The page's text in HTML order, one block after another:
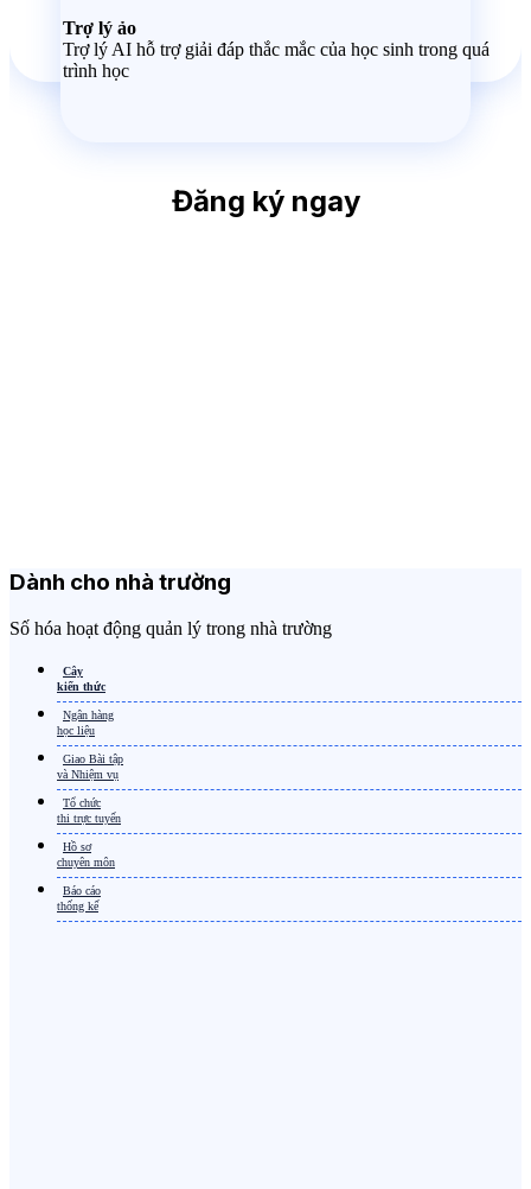
Trợ lý ảo
Trợ lý AI hỗ trợ giải đáp thắc mắc của học sinh trong quá
trình học
Đăng ký ngay
Dành cho nhà trường
Số hóa hoạt động quản lý trong nhà trường
Cây
kiến thức
Ngân hàng
học liệu
Giao Bài tập
và Nhiệm vụ
Tổ chức
thi trực tuyến
Hồ sơ
chuyên môn
Báo cáo
thống kế